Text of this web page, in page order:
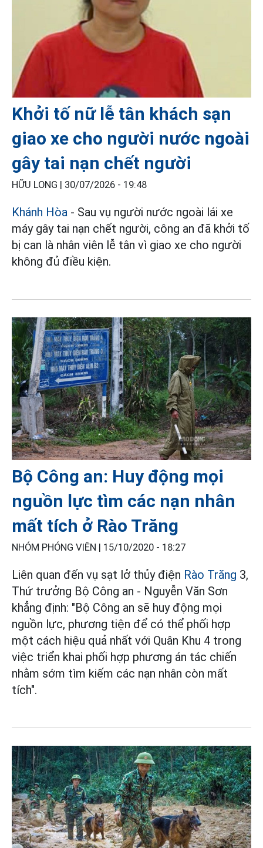
Khởi tố nữ lễ tân khách sạn
giao xe cho người nước ngoài
gây tai nạn chết người
HỮU LONG | 30/07/2026 - 19:48
Khánh Hòa - Sau vụ người nước ngoài lái xe
máy gây tai nạn chết người, công an đã khởi tố
bị can là nhân viên lễ tân vì giao xe cho người
không đủ điều kiện.
Bộ Công an: Huy động mọi
nguồn lực tìm các nạn nhân
mất tích ở Rào Trăng
NHÓM PHÓNG VIÊN | 15/10/2020 - 18:27
Liên quan đến vụ sạt lở thủy điện Rào Trăng 3,
Thứ trưởng Bộ Công an - Nguyễn Văn Sơn
khẳng định: "Bộ Công an sẽ huy động mọi
nguồn lực, phương tiện để có thể phối hợp
một cách hiệu quả nhất với Quân Khu 4 trong
việc triển khai phối hợp phương án tác chiến
nhằm sớm tìm kiếm các nạn nhân còn mất
tích".